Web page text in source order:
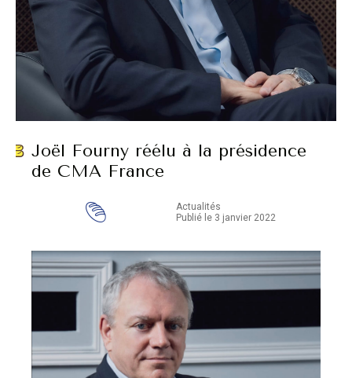
Joël Fourny réélu à la présidence
de CMA France
Actualités
Publié le 3 janvier 2022